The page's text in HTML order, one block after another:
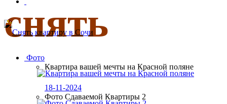
снять
Фото
Квартира вашей мечты на Красной поляне
18-11-2024
Фото Сдаваемой Квартиры 2